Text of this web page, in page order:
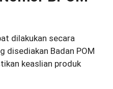
dilakukan secara
disediakan Badan POM
keaslian produk